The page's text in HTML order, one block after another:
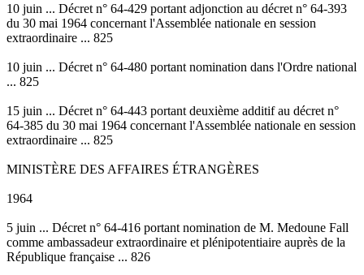
10 juin ... Décret n° 64-429 portant adjonction au décret n° 64-393
du 30 mai 1964 concernant l'Assemblée nationale en session
extraordinaire ... 825
10 juin ... Décret n° 64-480 portant nomination dans l'Ordre national
... 825
15 juin ... Décret n° 64-443 portant deuxième additif au décret n°
64-385 du 30 mai 1964 concernant l'Assemblée nationale en session
extraordinaire ... 825
MINISTÈRE DES AFFAIRES ÉTRANGÈRES
1964
5 juin ... Décret n° 64-416 portant nomination de M. Medoune Fall
comme ambassadeur extraordinaire et plénipotentiaire auprès de la
République française ... 826